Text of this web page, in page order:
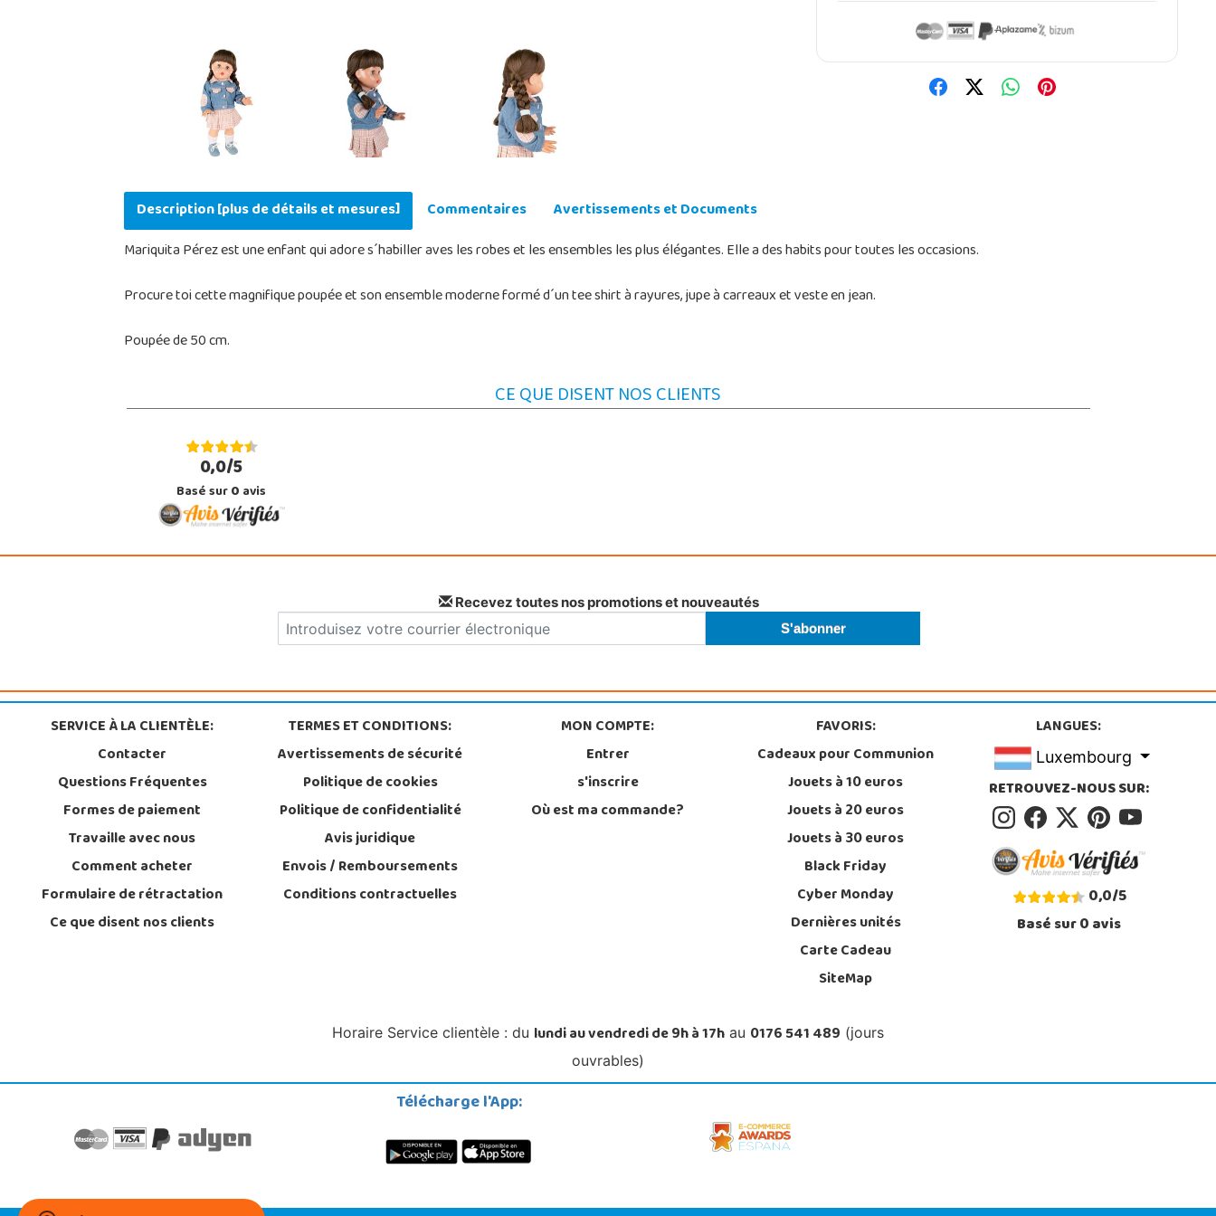
Description [plus de détails et mesures] Commentaires
Avertissements et Documents
Mariquita Pérez est une enfant qui adore s´habiller aves les robes et les ensembles les plus élégantes. Elle a des habits pour toutes les occasions.
Procure toi cette magnifique poupée et son ensemble moderne formé d´un tee shirt à rayures, jupe à carreaux et veste en jean.
Poupée de 50 cm.
CE QUE DISENT NOS CLIENTS
0,0/5
Basé sur0avis
Recevez toutes nos promotions et nouveautés
SERVICE À LA CLIENTÈLE:
Contacter
Questions Fréquentes
Formes de paiement
Travaille avec nous
Comment acheter
Formulaire de rétractation
Ce que disent nos clients
TERMES ET CONDITIONS:
Avertissements de sécurité
Politique de cookies
Politique de confidentialité
Avis juridique
Envois / Remboursements
Conditions contractuelles
MON COMPTE:
Entrer
s'inscrire
Où est ma commande?
FAVORIS:
Cadeaux pour Communion
Jouets à 10 euros
Jouets à 20 euros
Jouets à 30 euros
Black Friday
Cyber Monday
Dernières unités
Carte Cadeau
SiteMap
LANGUES:
Luxembourg
RETROUVEZ-NOUS SUR:
0,0/5
Basé sur0avis
Horaire Service clientèle : du lundi au vendredi de 9h à 17h au 0176 541 489 (jours
ouvrables)
Télécharge l'App: